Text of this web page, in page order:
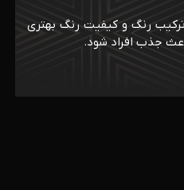
رنگ و کیفیت رنگ بهتری
جذب افراد شود.